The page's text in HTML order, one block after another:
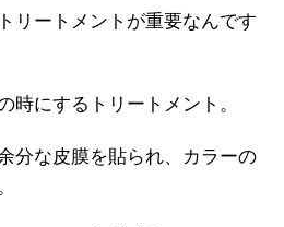
リートメントが重要なんです
時にするトリートメント。
分な皮膜を貼られ、カラーの